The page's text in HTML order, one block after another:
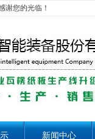
谢您的光临！
新闻中心